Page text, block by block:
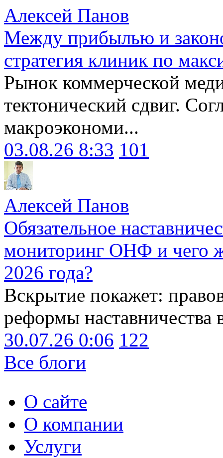
Алексей Панов
Между прибылью и
стратегия клиник по
Рынок коммерческой
тектонический сдвиг.
макроэкономи...
03.08.26 8:33 101
Алексей Панов
Обязательное
мониторинг ОНФ и чего
2026 года?
Вскрытие покажет:
реформы наставничества
30.07.26 0:06 122
Все блоги
О сайте
О компании
Услуги